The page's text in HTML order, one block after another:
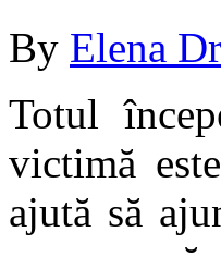
By Elena
Totul
victimă
ajută să